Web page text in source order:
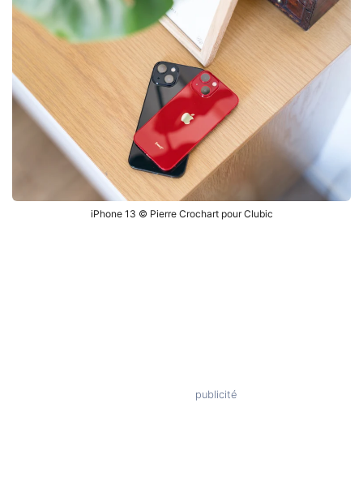
iPhone 13 © Pierre Crochart pour Clubic